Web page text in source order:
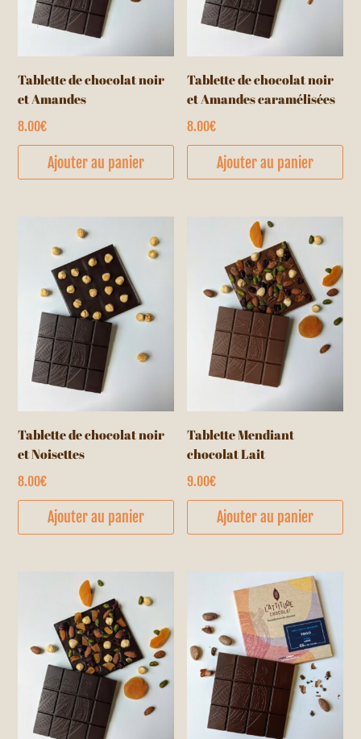
Tablette de chocolat noir
et Amandes
8.00€
Ajouter au panier
Tablette de chocolat noir
et Amandes caramélisées
8.00€
Ajouter au panier
Tablette de chocolat noir
et Noisettes
8.00€
Ajouter au panier
Tablette Mendiant
chocolat Lait
9.00€
Ajouter au panier